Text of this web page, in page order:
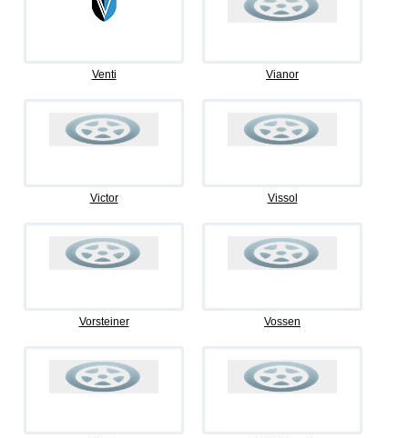
Venti Vianor
Victor Vissol
Vorsteiner Vossen